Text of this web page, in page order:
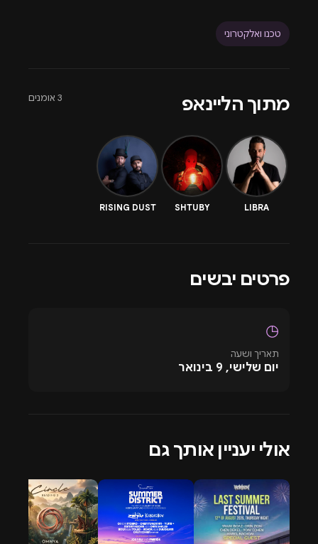
טכנו ואלקטרוני
מתוך הליינאפ 3 אומנים
LIBRA
SHTUBY
RISING DUST
פרטים יבשים
◷
תאריך ושעה
יום שלישי, 9 בינואר
אולי יעניין אותך גם